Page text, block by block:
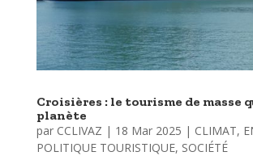
Croisières : le tourisme de masse
planète
par CCLIVAZ | 18 Mar 2025 | CLIMAT,
POLITIQUE TOURISTIQUE, SOCIÉTÉ